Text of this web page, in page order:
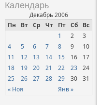
Календарь
Декабрь 2006
Пн
Вт Ср Чт Пт Сб Вс
« Ноя Янв »
1 2
3
4
5 6 7 8 9
10
11
12 13 14 15 16
17
18
19 20 21 22 23
24
25
26 27 28 29 30 31